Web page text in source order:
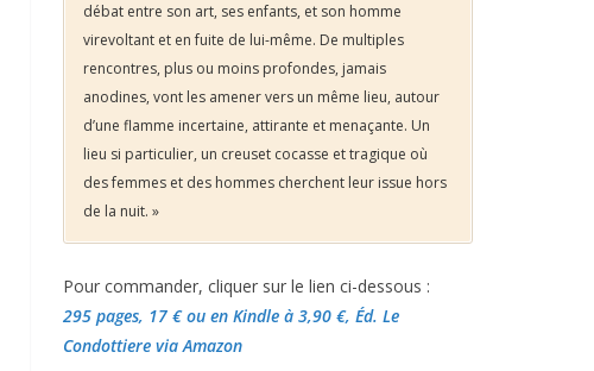
débat entre son art, ses enfants, et son homme
virevoltant et en fuite de lui-même. De multiples
rencontres, plus ou moins profondes, jamais
anodines, vont les amener vers un même lieu, autour
d’une flamme incertaine, attirante et menaçante. Un
lieu si particulier, un creuset cocasse et tragique où
des femmes et des hommes cherchent leur issue hors
de la nuit. »
Pour commander, cliquer sur le lien ci-dessous :
295 pages, 17 €ou en Kindle à 3,90 €, Éd. Le
Condottiere via Amazon